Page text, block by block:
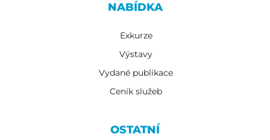
NABÍDKA
Exkurze
Výstavy
Vydané publikace
Ceník služeb
OSTATNÍ